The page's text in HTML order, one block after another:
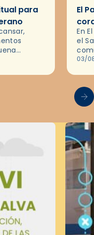
para
buena
El
En
el
del
03/